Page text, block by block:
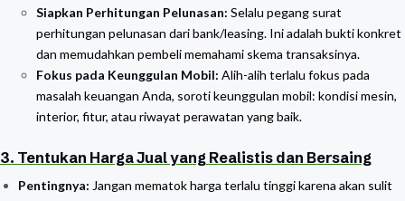
Siapkan Perhitungan Pelunasan: Selalu pegang surat
perhitungan pelunasan dari bank/leasing. Ini adalah bukti konkret
dan memudahkan pembeli memahami skema transaksinya.
Fokus pada Keunggulan Mobil: Alih-alih terlalu fokus pada
masalah keuangan Anda, soroti keunggulan mobil: kondisi mesin,
interior, fitur, atau riwayat perawatan yang baik.
3. Tentukan Harga Jual yang Realistis dan Bersaing
Pentingnya: Jangan mematok harga terlalu tinggi karena akan sulit